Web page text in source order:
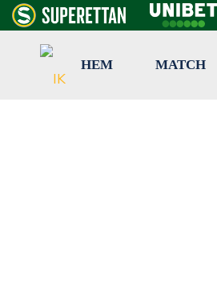
HEM MATCH